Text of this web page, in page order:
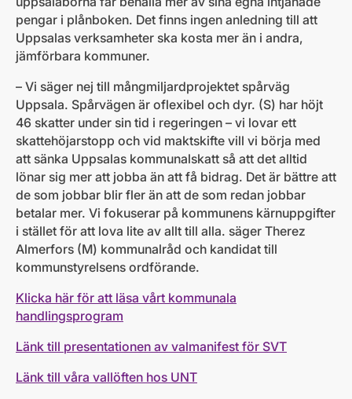
pengar i plånboken. Det finns ingen anledning till att
Uppsalas verksamheter ska kosta mer än i andra,
jämförbara kommuner.
– Vi säger nej till mångmiljardprojektet spårväg
Uppsala. Spårvägen är oflexibel och dyr. (S) har höjt
46 skatter under sin tid i regeringen – vi lovar ett
skattehöjarstopp och vid maktskifte vill vi börja med
att sänka Uppsalas kommunalskatt så att det alltid
lönar sig mer att jobba än att få bidrag. Det är bättre att
de som jobbar blir fler än att de som redan jobbar
betalar mer. Vi fokuserar på kommunens kärnuppgifter
i stället för att lova lite av allt till alla. säger Therez
Almerfors (M) kommunalråd och kandidat till
kommunstyrelsens ordförande.
Klicka här för att läsa vårt kommunala
handlingsprogram
Länk till presentationen av valmanifest för SVT
Länk till våra vallöften hos UNT